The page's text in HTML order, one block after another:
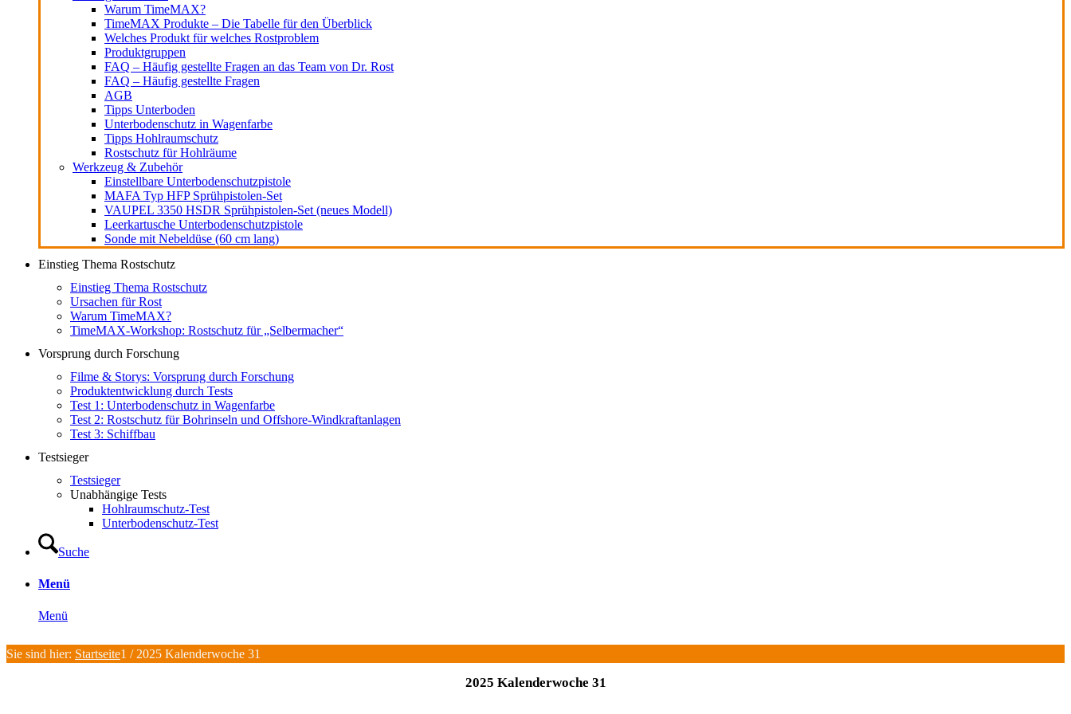
Warum TimeMAX?
TimeMAX Produkte – Die Tabelle für den Überblick
Welches Produkt für welches Rostproblem
Produktgruppen
FAQ – Häufig gestellte Fragen an das Team von Dr. Rost
FAQ – Häufig gestellte Fragen
AGB
Tipps Unterboden
Unterbodenschutz in Wagenfarbe
Tipps Hohlraumschutz
Rostschutz für Hohlräume
Werkzeug & Zubehör
Einstellbare Unterbodenschutzpistole
MAFA Typ HFP Sprühpistolen-Set
VAUPEL 3350 HSDR Sprühpistolen-Set (neues Modell)
Leerkartusche Unterbodenschutzpistole
Sonde mit Nebeldüse (60 cm lang)
Einstieg Thema Rostschutz
Einstieg Thema Rostschutz
Ursachen für Rost
Warum TimeMAX?
TimeMAX-Workshop: Rostschutz für „Selbermacher“
Vorsprung durch Forschung
Filme & Storys: Vorsprung durch Forschung
Produktentwicklung durch Tests
Test 1: Unterbodenschutz in Wagenfarbe
Test 2: Rostschutz für Bohrinseln und Offshore-Windkraftanlagen
Test 3: Schiffbau
Testsieger
Testsieger
Unabhängige Tests
Hohlraumschutz-Test
Unterbodenschutz-Test
Suche
Menü
Menü
Sie sind hier: Startseite1 / 2025 Kalenderwoche 31
2025 Kalenderwoche 31